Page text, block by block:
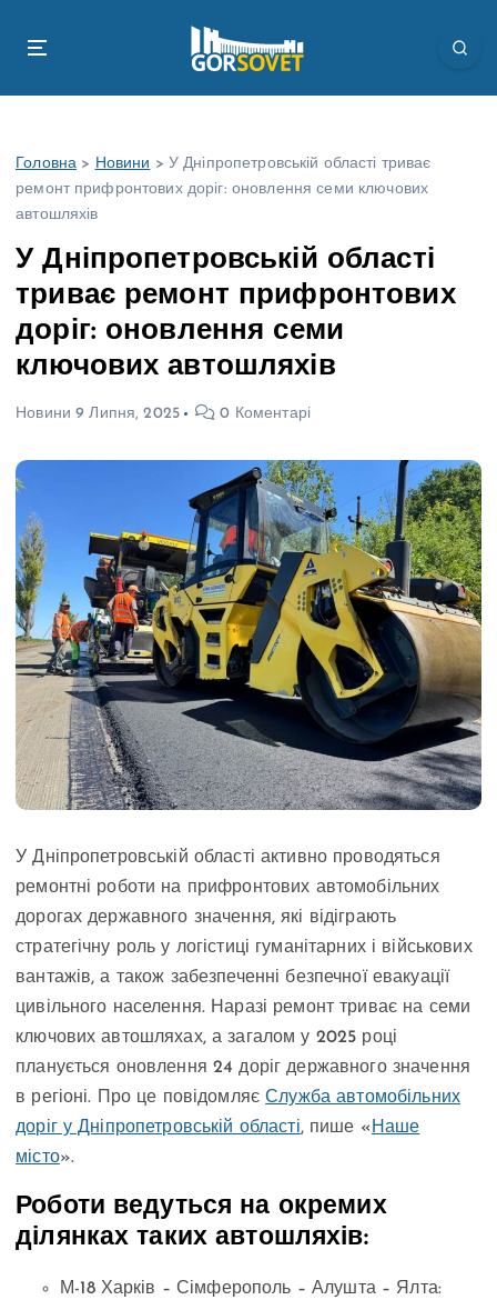
Головна > Новини > У Дніпропетровській області триває
ремонт прифронтових доріг: оновлення семи ключових
автошляхів
У Дніпропетровській області
триває ремонт прифронтових
доріг: оновлення семи
ключових автошляхів
Новини 9 Липня, 2025 0 Коментарі
У Дніпропетровській області активно проводяться
ремонтні роботи на прифронтових автомобільних
дорогах державного значення, які відіграють
стратегічну роль у логістиці гуманітарних і військових
вантажів, а також забезпеченні безпечної евакуації
цивільного населення. Наразі ремонт триває на семи
ключових автошляхах, а загалом у 2025 році
планується оновлення 24 доріг державного значення
в регіоні. Про це повідомляєСлужба автомобільних
доріг у Дніпропетровській області, пише « Наше
місто».
Роботи ведуться на окремих
ділянках таких автошляхів:
М-18 Харків – Сімферополь – Алушта – Ялта: